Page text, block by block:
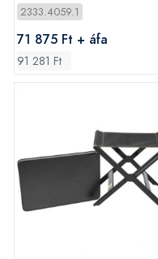
2333.4059.1
71 875 Ft + áfa
91 281 Ft